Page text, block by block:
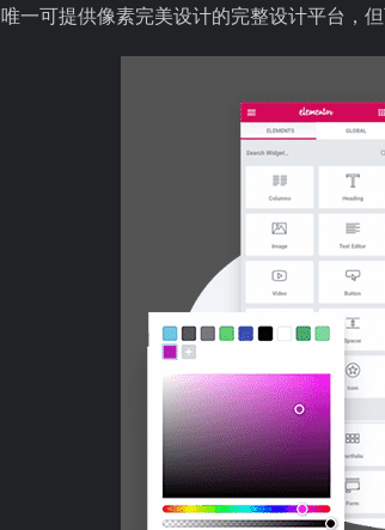
唯一可提供像素完美设计的完整设计平台，